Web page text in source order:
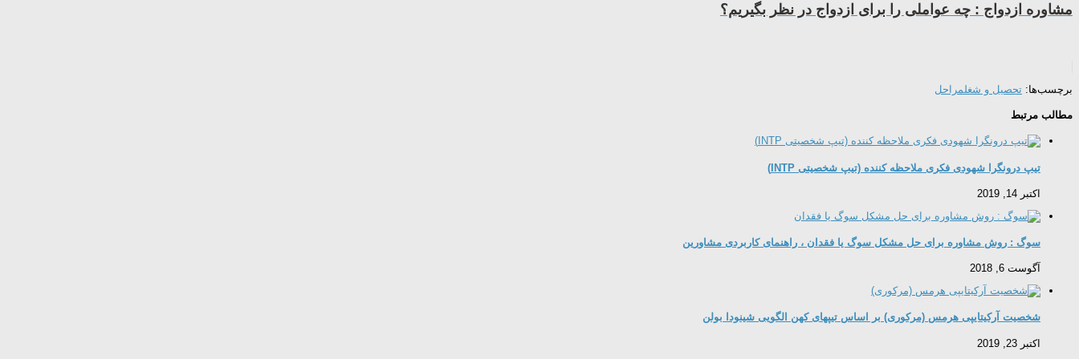
مشاوره ازدواج : چه عواملی را برای ازدواج در نظر بگیریم؟
برچسب‌ها: تحصیل و شغلمراحل
مطالب مرتبط
تیپ درونگرا شهودی فکری ملاحظه کننده (تیپ شخصیتی INTP)
اکتبر 14, 2019
سوگ : روش مشاوره برای حل مشکل سوگ یا فقدان ، راهنمای کاربردی مشاورین
آگوست 6, 2018
شخصیت آرکیتایپی هرمس (مرکوری) بر اساس تیپهای کهن الگویی شینودا بولن
اکتبر 23, 2019